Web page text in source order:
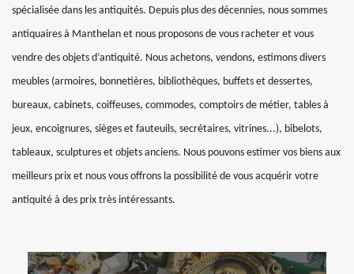
spécialisée dans les antiquités. Depuis plus des décennies, nous sommes
antiquaires à Manthelan et nous proposons de vous racheter et vous
vendre des objets d’antiquité. Nous achetons, vendons, estimons divers
meubles (armoires, bonnetières, bibliothèques, buffets et dessertes,
bureaux, cabinets, coiffeuses, commodes, comptoirs de métier, tables à
jeux, encoignures, sièges et fauteuils, secrétaires, vitrines...), bibelots,
tableaux, sculptures et objets anciens. Nous pouvons estimer vos biens aux
meilleurs prix et nous vous offrons la possibilité de vous acquérir votre
antiquité à des prix très intéressants.